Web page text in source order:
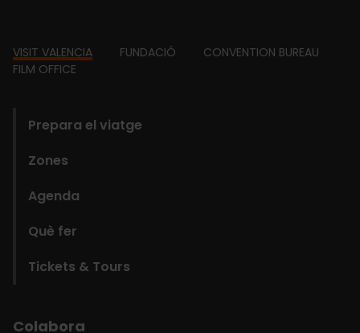
Footer
VISIT VALENCIA FUNDACIÓ
CONVENTION BUREAU
FILM OFFICE
Prepara el viatge
Zones
Agenda
Què fer
Tickets & Tours
Colabora